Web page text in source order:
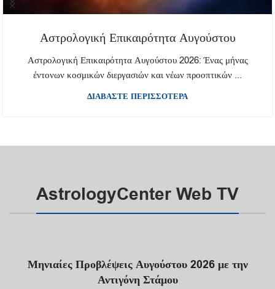
Αστρολογική Επικαιρότητα Αυγούστου
Αστρολογική Επικαιρότητα Αυγούστου 2026: Ένας μήνας
έντονων κοσμικών διεργασιών και νέων προοπτικών ...
ΔΙΑΒΑΣΤΕ ΠΕΡΙΣΣΟΤΕΡΑ
AstrologyCenter Web TV
Μηνιαίες Προβλέψεις Αυγούστου 2026 με την
Αντιγόνη Στάμου